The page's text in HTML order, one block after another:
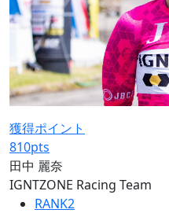
獲得ポイント
810pts
田中 麗奈
IGNTZONE Racing Team
RANK2